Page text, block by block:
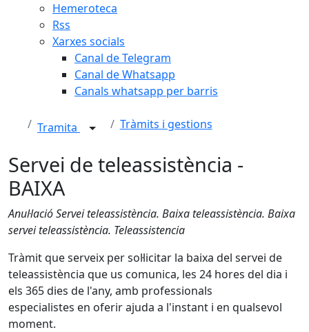
Hemeroteca
Rss
Xarxes socials
Canal de Telegram
Canal de Whatsapp
Canals whatsapp per barris
Tramita Tràmits i gestions
Servei de teleassistència -
BAIXA
Anul·lació Servei teleassistència. Baixa teleassistència. Baixa
servei teleassistència. Teleassistencia
Tràmit que serveix per sol·licitar la baixa del servei de
teleassistència que us comunica, les 24 hores del dia i
els 365 dies de l'any, amb professionals
especialistes en oferir ajuda a l'instant i en qualsevol
moment.